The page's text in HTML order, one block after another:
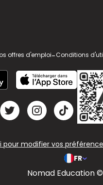
offres d'emploi-Conditions
pour modifier vos
FR
Nomad Education